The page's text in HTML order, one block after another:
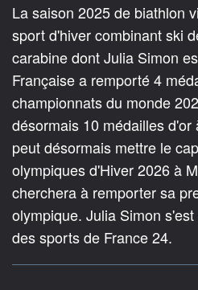
La saison 2025 de biathlon
sport d'hiver combinant ski
carabine dont Julia Simon
Française a remporté 4
championnats du monde
désormais 10 médailles
peut désormais mettre le
olympiques d'Hiver 2026 à
cherchera à remporter sa
olympique. Julia Simon
des sports de France 24.